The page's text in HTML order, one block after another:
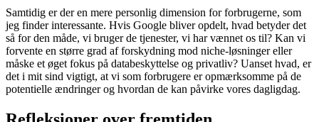
Samtidig er der en mere personlig dimension for forbrugerne, som
jeg finder interessante. Hvis Google bliver opdelt, hvad betyder det
så for den måde, vi bruger de tjenester, vi har vænnet os til? Kan vi
forvente en større grad af forskydning mod niche-løsninger eller
måske et øget fokus på databeskyttelse og privatliv? Uanset hvad, er
det i mit sind vigtigt, at vi som forbrugere er opmærksomme på de
potentielle ændringer og hvordan de kan påvirke vores dagligdag.